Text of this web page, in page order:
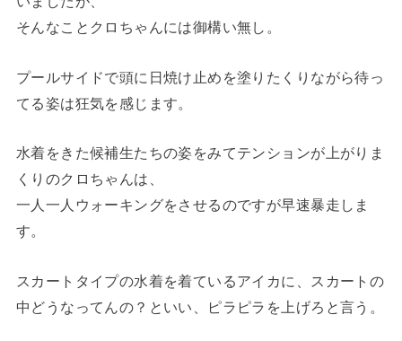
そんなことクロちゃんには御構い無し。
プールサイドで頭に日焼け止めを塗りたくりながら待っ
てる姿は狂気を感じます。
水着をきた候補生たちの姿をみてテンションが上がりま
くりのクロちゃんは、
一人一人ウォーキングをさせるのですが早速暴走しま
す。
スカートタイプの水着を着ているアイカに、スカートの
中どうなってんの？といい、ピラピラを上げろと言う。